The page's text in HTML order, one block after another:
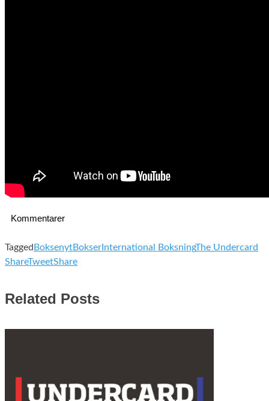
Kommentarer
Tagged BoksenytBokser International BoksningThe Undercard
ShareTweetShare
Related Posts